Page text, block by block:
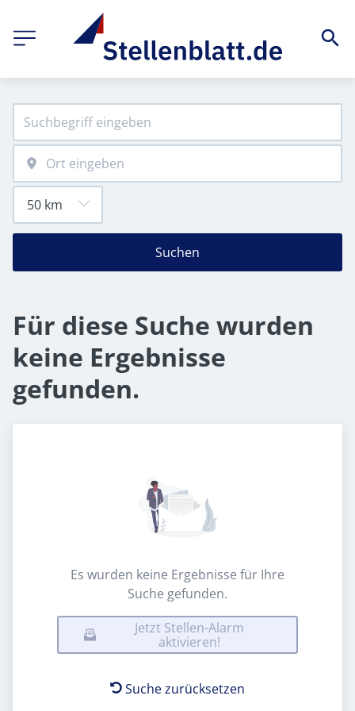
Suchen
Für diese Suche wurden
keine Ergebnisse
gefunden.
Es wurden keine Ergebnisse für Ihre
Suche gefunden.
Jetzt Stellen-Alarm
aktivieren!
Suche zurücksetzen